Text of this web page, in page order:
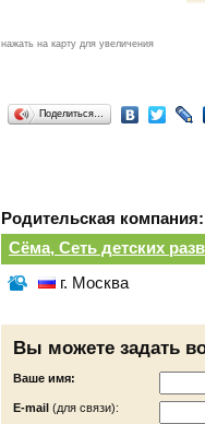
нажать на карту для увеличения
Поделиться…
Родительская компания:
Сёма, Сеть детских
г. Москва
Вы можете задать
Ваше имя:
Е-mail (для связи):